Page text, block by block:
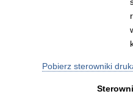
Pobierz sterowniki